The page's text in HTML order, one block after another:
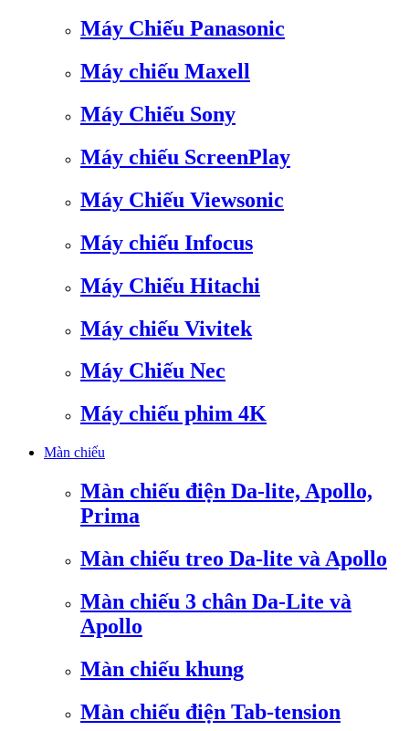
Máy Chiếu Panasonic
Máy chiếu Maxell
Máy Chiếu Sony
Máy chiếu ScreenPlay
Máy Chiếu Viewsonic
Máy chiếu Infocus
Máy Chiếu Hitachi
Máy chiếu Vivitek
Máy Chiếu Nec
Máy chiếu phim 4K
Màn chiếu
Màn chiếu điện Da-lite, Apollo,
Prima
Màn chiếu treo Da-lite và Apollo
Màn chiếu 3 chân Da-Lite và
Apollo
Màn chiếu khung
Màn chiếu điện Tab-tension